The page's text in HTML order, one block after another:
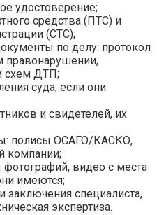
удостоверение;
средства (ПТС) и
(СТС);
по делу: протокол
правонарушении,
схем ДТП;
суда, если они
и свидетелей, их
полисы ОСАГО/КАСКО,
компании;
видео с места
имеются;
заключения специалиста,
экспертиза.